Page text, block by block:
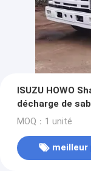
ISUZU HOWO
décharge de
légère
MOQ：1 unité
meilleur